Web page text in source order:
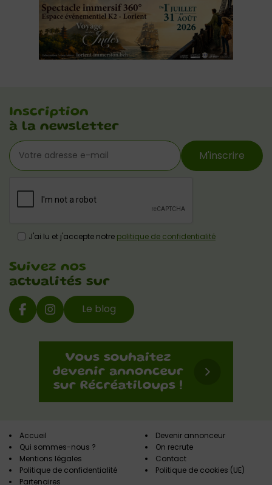
Inscription
à la newsletter
M'inscrire
J'ai lu et j'accepte notre politique de confidentialité
Suivez nos
actualités sur
Le blog
Accueil
Qui sommes-nous ?
Mentions légales
Politique de confidentialité
Partenaires
Devenir annonceur
On recrute
Contact
Politique de cookies (UE)